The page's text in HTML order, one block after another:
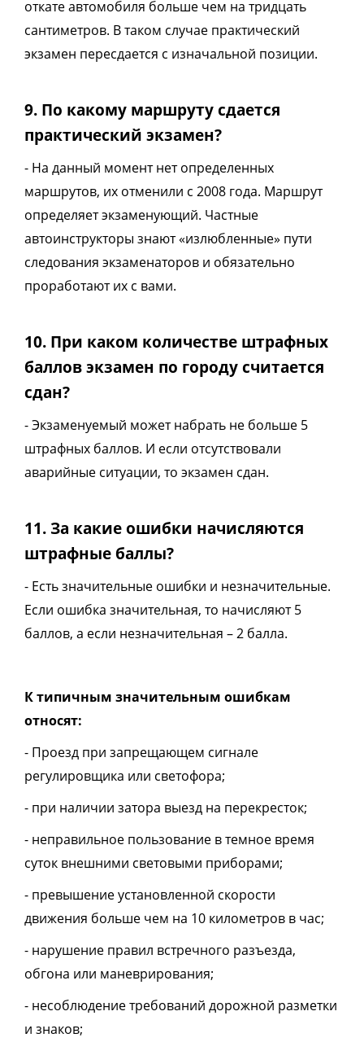
откате автомобиля больше чем на тридцать
сантиметров. В таком случае практический
экзамен пересдается с изначальной позиции.
9. По какому маршруту сдается
практический экзамен?
- На данный момент нет определенных
маршрутов, их отменили с 2008 года. Маршрут
определяет экзаменующий. Частные
автоинструкторы знают «излюбленные» пути
следования экзаменаторов и обязательно
проработают их с вами.
10. При каком количестве штрафных
баллов экзамен по городу считается
сдан?
- Экзаменуемый может набрать не больше 5
штрафных баллов. И если отсутствовали
аварийные ситуации, то экзамен сдан.
11. За какие ошибки начисляются
штрафные баллы?
- Есть значительные ошибки и незначительные.
Если ошибка значительная, то начисляют 5
баллов, а если незначительная – 2 балла.
К типичным значительным ошибкам
относят:
- Проезд при запрещающем сигнале
регулировщика или светофора;
- при наличии затора выезд на перекресток;
- неправильное пользование в темное время
суток внешними световыми приборами;
- превышение установленной скорости
движения больше чем на 10 километров в час;
- нарушение правил встречного разъезда,
обгона или маневрирования;
- несоблюдение требований дорожной разметки
и знаков;